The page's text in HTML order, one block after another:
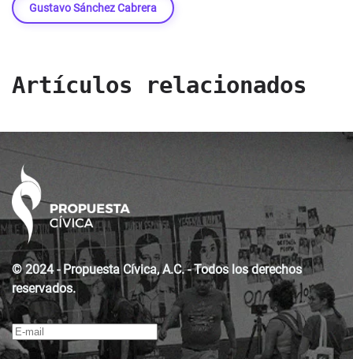
Gustavo Sánchez Cabrera
Artículos relacionados
© 2024 - Propuesta Cívica, A.C. - Todos los derechos
reservados.